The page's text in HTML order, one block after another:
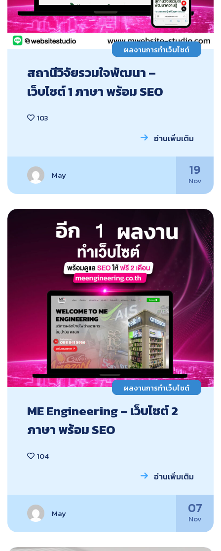
ผลงานการทำเว็บไซต์
สถานีวิจัยรวมใจพัฒนา –
เว็บไซต์ 1 ภาษา พร้อม SEO
103
อ่านเพิ่มเติม
May 19
Nov
ผลงานการทำเว็บไซต์
ME Engineering – เว็บไซต์ 2
ภาษา พร้อม SEO
104
อ่านเพิ่มเติม
May 07
Nov